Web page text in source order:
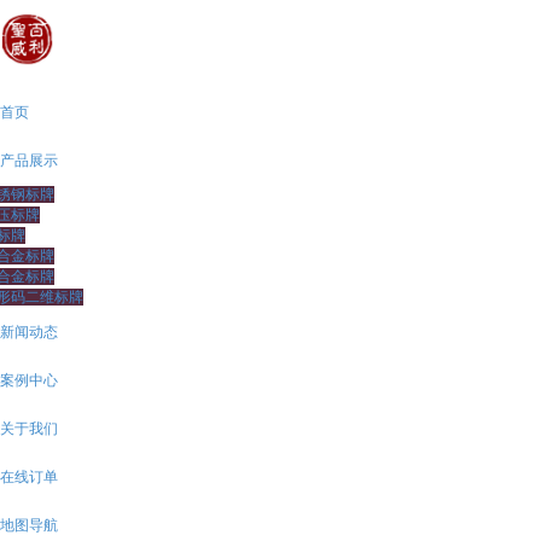
首页
产品展示
钢标牌
标牌
牌
金标牌
金标牌
码二维标牌
新闻动态
案例中心
关于我们
在线订单
地图导航